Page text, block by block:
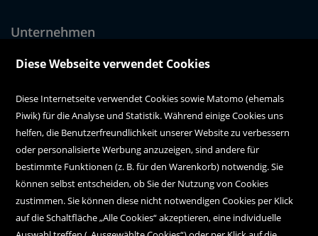
Unternehmen
Über uns
Kundenservice
Hilfe
Kontakt
Social Media
Diese Webseite verwendet Cookies
Diese Internetseite verwendet Cookies sowie Matomo (ehemals
Piwik) für die Analyse und Statistik. Während einige Cookies uns
helfen, die Benutzerfreundlichkeit unserer Website zu verbessern
oder personalisierte Werbung anzuzeigen, sind andere für
bestimmte Funktionen (z. B. für den Warenkorb) notwendig. Sie
können selbst entscheiden, ob Sie der Nutzung von Cookies
zustimmen. Sie können diese nicht notwendigen Cookies per Klick
auf die Schaltfläche „Alle Cookies“ akzeptieren, eine individuelle